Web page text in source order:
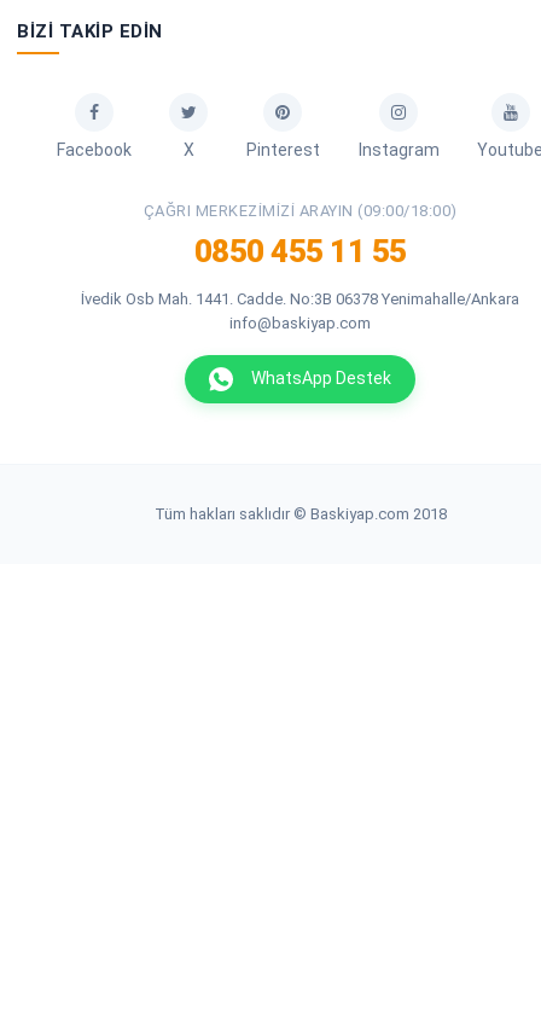
BIZI TAKIP EDIN
Facebook X Pinterest Instagram
ÇAĞRI MERKEZIMIZI ARAYIN (09:00/18:00)
0850 455 11 55
İvedik Osb Mah. 1441. Cadde. No:3B 06378 Yenimahalle/Ankara
info@baskiyap.com
WhatsApp Destek
Tüm hakları saklıdır © Baskiyap.com 2018